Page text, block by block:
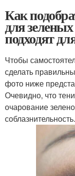
Как
для
подходят
Чтобы
сделать
фото ниже
Очевидно, что
очарование
соблазнительность.